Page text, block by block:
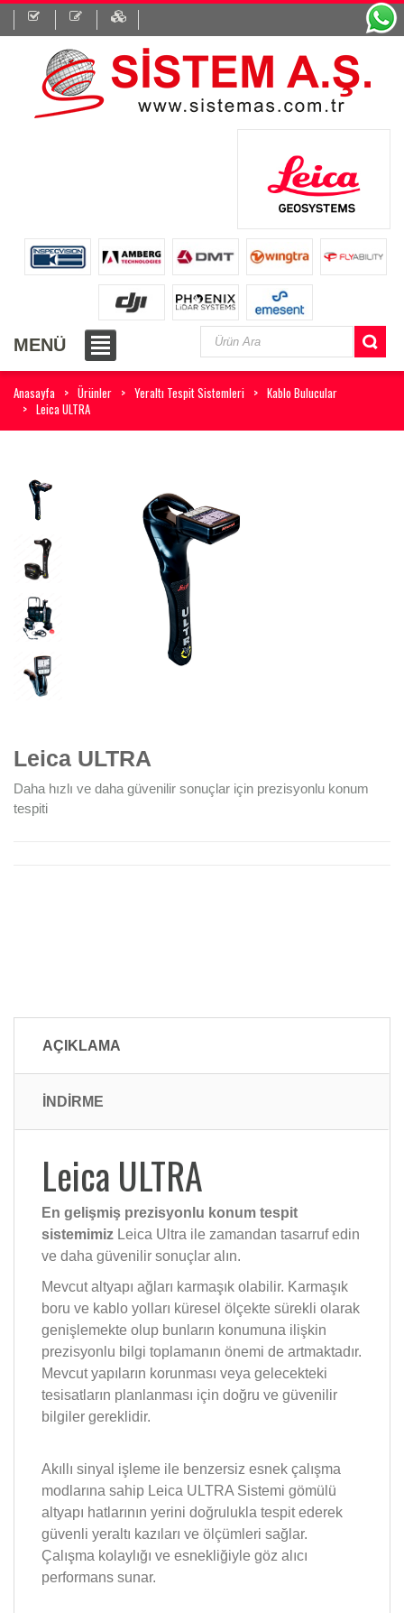
MENÜ
Anasayfa Ürünler Yeraltı Tespit Sistemleri
Kablo Bulucular
Leica ULTRA
Leica ULTRA
Daha hızlı ve daha güvenilir sonuçlar için prezisyonlu konum
tespiti
AÇIKLAMA
İNDİRME
Leica ULTRA
En gelişmiş prezisyonlu konum tespit
sistemimiz Leica Ultra ile zamandan tasarruf edin
ve daha güvenilir sonuçlar alın.
Mevcut altyapı ağları karmaşık olabilir. Karmaşık
boru ve kablo yolları küresel ölçekte sürekli olarak
genişlemekte olup bunların konumuna ilişkin
prezisyonlu bilgi toplamanın önemi de artmaktadır.
Mevcut yapıların korunması veya gelecekteki
tesisatların planlanması için doğru ve güvenilir
bilgiler gereklidir.
Akıllı sinyal işleme ile benzersiz esnek çalışma
modlarına sahip Leica ULTRA Sistemi gömülü
altyapı hatlarının yerini doğrulukla tespit ederek
güvenli yeraltı kazıları ve ölçümleri sağlar.
Çalışma kolaylığı ve esnekliğiyle göz alıcı
performans sunar.